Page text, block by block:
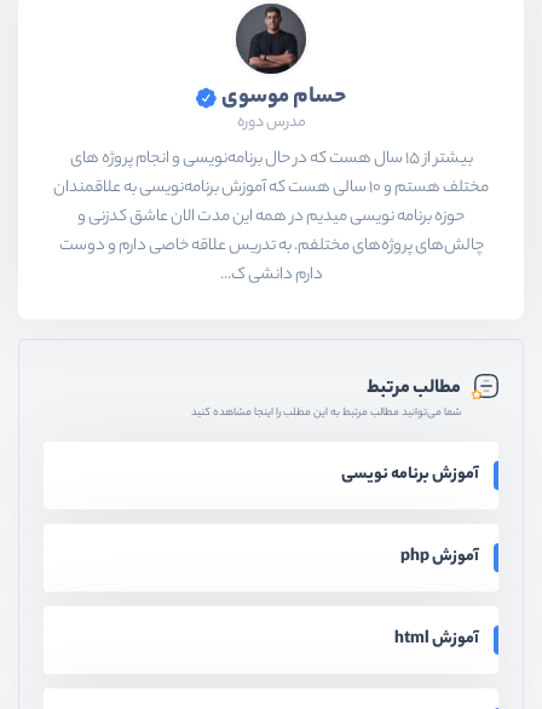
حسام موسوی
مدرس دوره
بیشتر از ۱۵ سال هست که در حال برنامه‌نویسی و انجام پروژه های
مختلف هستم و ۱۰ سالی هست که آموزش برنامه‌نویسی به علاقمندان
حوزه برنامه نویسی میدیم در همه این مدت الان عاشق کدزنی و
چالش‌های پروژه‌های مختلفم. به تدریس علاقه خاصی دارم و دوست
دارم دانشی ک...
مطالب مرتبط
شما می‌توانید مطالب مرتبط به این مطلب را اینجا مشاهده کنید
آموزش برنامه نویسی
آموزش php
آموزش html